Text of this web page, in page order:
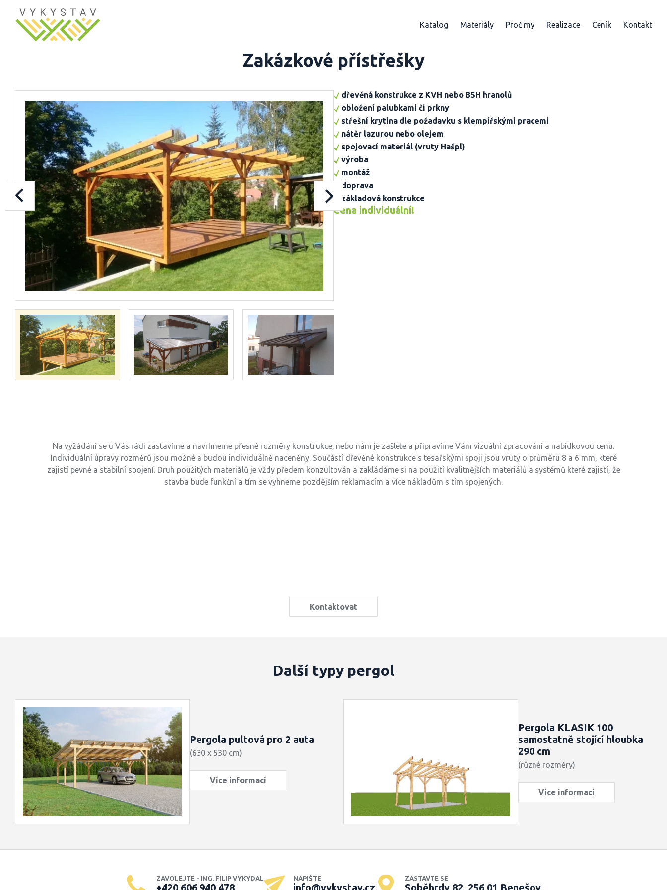
Katalog Materiály Proč my Realizace Ceník Kontakt
Zakázkové přístřešky
dřevěná konstrukce z KVH nebo BSH hranolů
obložení palubkami či prkny
střešní krytina dle požadavku s klempířskými pracemi
nátěr lazurou nebo olejem
spojovací materiál (vruty Hašpl)
výroba
montáž
doprava
základová konstrukce
Cena individuální!
Na vyžádání se u Vás rádi zastavíme a navrhneme přesné rozměry konstrukce, nebo nám je zašlete a připravíme Vám vizuální zpracování a nabídkovou cenu.
Individuální úpravy rozměrů jsou možné a budou individuálně naceněny. Součástí dřevěné konstrukce s tesařskými spoji jsou vruty o průměru 8 a 6 mm, které
zajistí pevné a stabilní spojení. Druh použitých materiálů je vždy předem konzultován a zakládáme si na použití kvalitnějších materiálů a systémů které zajistí, že
stavba bude funkční a tím se vyhneme pozdějším reklamacím a více nákladům s tím spojených.
Kontaktovat
Další typy pergol
Pergola pultová pro 2 auta
(630 x 530 cm)
Více informací
Pergola KLASIK 100
samostatně stojící hloubka
290 cm
(různé rozměry)
Více informací
ZAVOLEJTE - ING. FILIP VYKYDAL
+420 606 940 478
NAPIŠTE
info@vykystav.cz
ZASTAVTE SE
Soběhrdy 82, 256 01 Benešov